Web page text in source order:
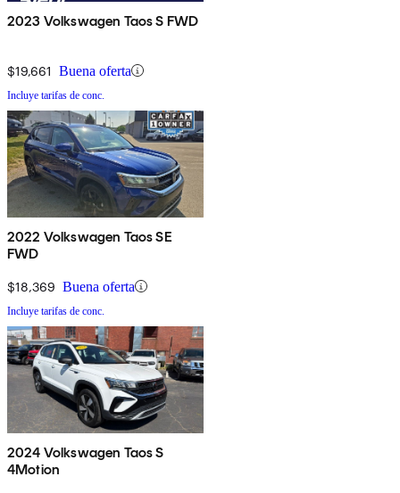
2023 Volkswagen Taos S FWD
$19,661 Buena oferta
Incluye tarifas de conc.
2022 Volkswagen Taos SE
FWD
$18,369 Buena oferta
Incluye tarifas de conc.
2024 Volkswagen Taos S
4Motion